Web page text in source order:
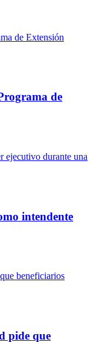
de
intendente
pide que